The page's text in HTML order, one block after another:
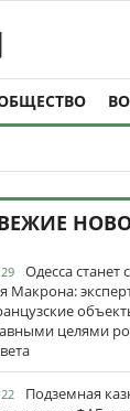
Одесса
Макрона:
целями
Подземная